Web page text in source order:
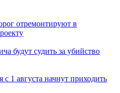
отремонтируют в
будут судить за убийство
1 августа начнут приходить